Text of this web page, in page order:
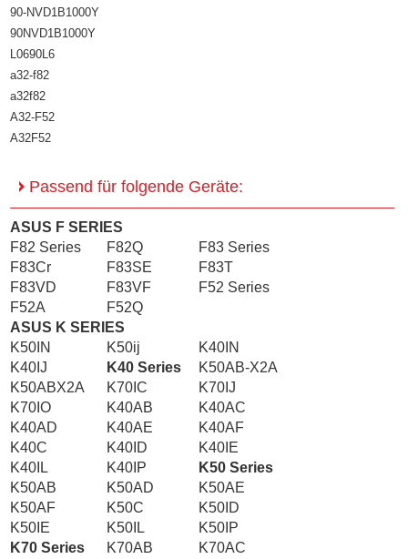
90-NVD1B1000Y
90NVD1B1000Y
L0690L6
a32-f82
a32f82
A32-F52
A32F52
Passend für folgende Geräte:
ASUS F SERIES
F82 Series
F82Q
F83 Series
F83Cr
F83SE
F83T
F83VD
F83VF
F52 Series
F52A
F52Q
ASUS K SERIES
K50IN
K50ij
K40IN
K40IJ
K40 Series
K50AB-X2A
K50ABX2A
K70IC
K70IJ
K70IO
K40AB
K40AC
K40AD
K40AE
K40AF
K40C
K40ID
K40IE
K40IL
K40IP
K50 Series
K50AB
K50AD
K50AE
K50AF
K50C
K50ID
K50IE
K50IL
K50IP
K70 Series
K70AB
K70AC